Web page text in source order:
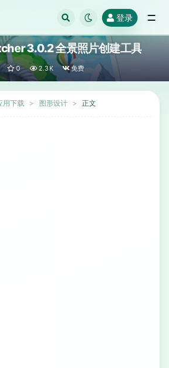
登录
3.0.2 全景照片创建工具
0 2.3K 免费
用下载 图形设计 正文